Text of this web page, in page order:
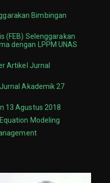
Bimbingan
(FEB) Selenggarakan
dengan LPPM UNAS
Artikel Jurnal
Akademik 27
13 Agustus 2018
Modeling